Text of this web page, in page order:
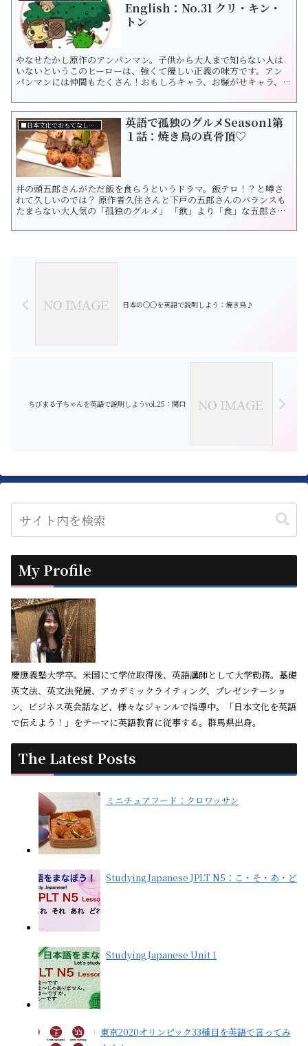
English：No.31 クリ・キン・
トン
やなせたかし原作のアンパンマン。子供から大人まで知らない人は
いないというこのヒーローは、強くて優しい正義の味方です。アン
パンマンには仲間もたくさん！おもしろキャラ、お騒がせキャラ、ち
ンパンマンは「平和な生活ってなんだ？」という大きなテーマを考
えさせてくれますね。「世界の平和」について日本を超えて教えて
くれる気がします。 ...
■日本文化でおもてなし☆ポップカルチャー
英語で孤独のグルメSeason1第
１話：焼き鳥の真骨頂♡
井の頭五郎さんがただ飯を食らうというドラマ。飯テロ！？と噂さ
れて久しいのでは？ 原作者久住さんと下戸の五郎さんのバランスも
たまらない大人気の「孤独のグルメ」 「飲」より「食」な五郎さ
ルメの真髄を語っていると信じています。飲兵衛の心もわしづか
日本の〇〇を英語で説明しよう：焼き鳥♪
ちびまる子ちゃんを英語で説明しようvol.25：関口
My Profile
慶應義塾大学卒。米国にて学位取得後、英語講師として大学勤務。基礎
英文法、英文法発展、アカデミックライティング、プレゼンテーショ
ン、ビジネス英会話など、様々なジャンルで指導中。「日本文化を英語
で伝えよう！」をテーマに英語教育に従事する。群馬県出身。
The Latest Posts
ミニチュアフード：クロワッサン
Studying Japanese JPLT N5：こ・そ・あ・ど
Studying Japanese Unit 1
東京2020オリンピック33種目を英語で言ってみ